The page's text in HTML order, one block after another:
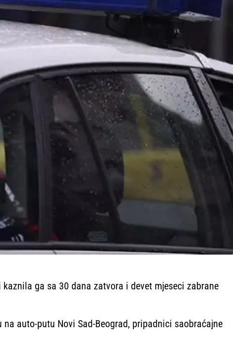
ga sa 30 dana zatvora i devet mjeseci zabrane
auto-putu Novi Sad-Beograd, pripadnici saobraćajne